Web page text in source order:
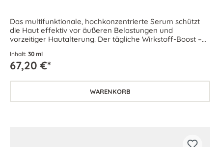
Das multifunktionale, hochkonzentrierte Serum schützt
die Haut effektiv vor äußeren Belastungen und
vorzeitiger Hautalterung. Der tägliche Wirkstoff-Boost –
Inhalt: 30 ml
67,20 €*
WARENKORB